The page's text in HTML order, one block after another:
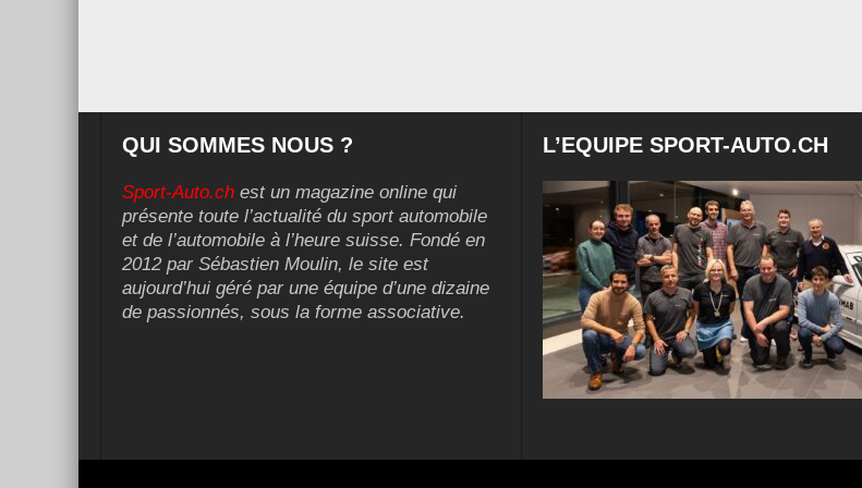
QUI SOMMES NOUS ?
Sport-Auto.ch est un magazine online qui
présente toute l’actualité du sport automobile
et de l’automobile à l’heure suisse. Fondé en
2012 par Sébastien Moulin, le site est
aujourd’hui géré par une équipe d’une dizaine
de passionnés, sous la forme associative.
L’EQUIPE SPORT-AUTO.CH